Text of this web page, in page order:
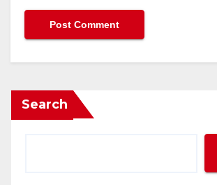
Search